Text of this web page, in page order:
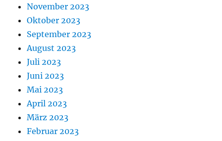
November 2023
Oktober 2023
September 2023
August 2023
Juli 2023
Juni 2023
Mai 2023
April 2023
März 2023
Februar 2023